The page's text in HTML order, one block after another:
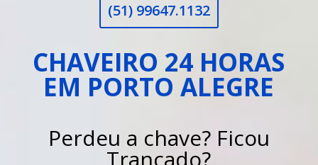
(51) 99647.1132
CHAVEIRO 24 HORAS
EM PORTO ALEGRE
Perdeu a chave? Ficou
Trancado?